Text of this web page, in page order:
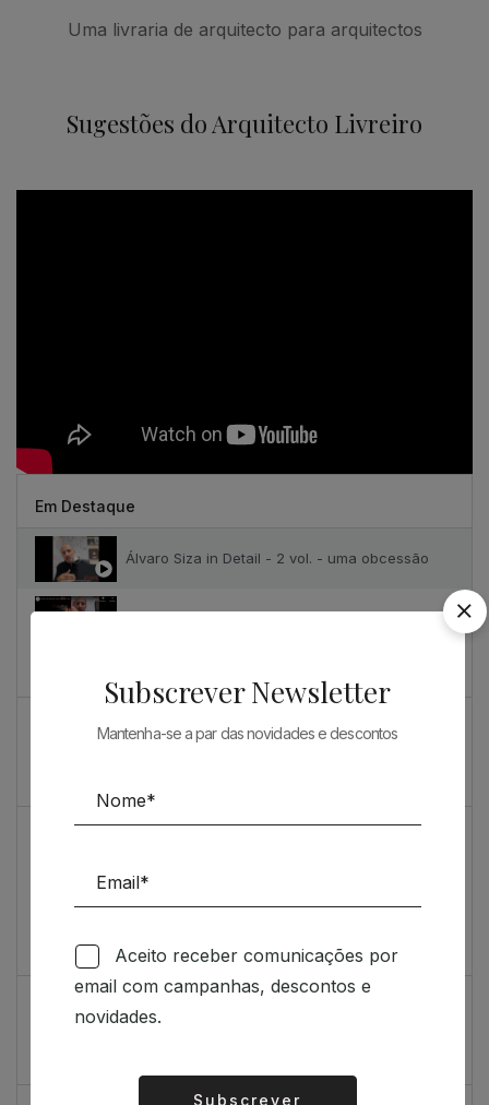
Uma livraria de arquitecto para arquitectos
Sugestões do Arquitecto Livreiro
Em Destaque
Álvaro Siza in Detail - 2 vol. - uma obcessão
O máximo rigor
PRENDA ESPECIAL PARA ARQUITECTOS 2023
Feedback
Índice de satisfação inédito
Subscrever Newsletter
Mantenha-se a par das novidades e descontos
Aceito receber comunicações por
email com campanhas, descontos e
novidades.
Subscrever